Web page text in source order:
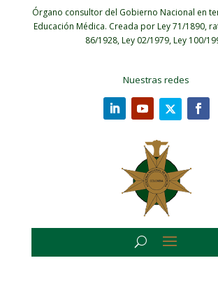
Órgano consultor del Gobierno Nacional en
Educación Médica. Creada por Ley 71/1890,
86/1928, Ley 02/1979, Ley 100/
Nuestras redes